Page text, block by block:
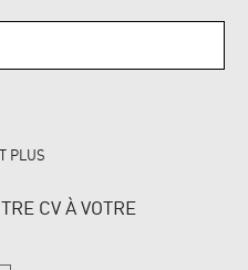
PLUS
CV À VOTRE